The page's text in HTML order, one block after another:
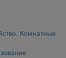
Комнатные